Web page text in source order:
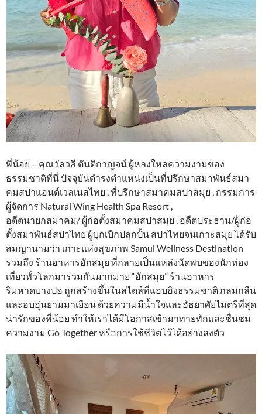
พี่น้อย – คุณวัลวลี ตันติกาญจน์ ผู้หลงใหลความงามของ
ธรรมชาติที่นี่ ปัจจุบันดำรงตำแหน่งเป็นที่ปรึกษาสมาพันธ์สมา
คมสปาแอนด์เวลเนสไทย , ที่ปรึกษาสมาคมสปาสมุย , กรรมการ
ผู้จัดการ Natural Wing Health Spa Resort ,
อดีตนายกสมาคม/ ผู้ก่อตั้งสมาคมสปาสมุย , อดีตประธาน/ผู้ก่อ
ตั้งสมาพันธ์สปาไทย ผู้บุกเบิกปลุกปั้น สปาไทยจนเกาะสมุย ได้รับ
สมญานามว่า เกาะแห่งสุขภาพ Samui Wellness Destination
รวมถึง ร้านอาหารฮักสมุย ที่กลายเป็นแหล่งนัดพบของนักท่อง
เที่ยวทั่วโลกมารวมกันมากมาย “ฮักสมุย” ร้านอาหาร
ริมหาดบางปอ ถูกสร้างขึ้นในสไตล์ที่แอบอิงธรรมชาติ กลมกลืน
และอบอุ่นยามมาเยือน ด้วยความมีน้ำใจและอัธยาศัยไมตรีที่สุด
น่ารักของพี่น้อย ทำให้เราได้มีโอกาสเข้ามาทายทักและชื่นชม
ความงาม Go Together หรือการใช้ชีวิตไว้ได้อย่างลงตัว